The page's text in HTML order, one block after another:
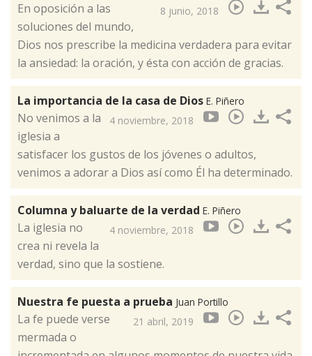
8 junio, 2018
En oposición a las
soluciones del mundo,
Dios nos prescribe la medicina verdadera para evitar
la ansiedad: la oración, y ésta con acción de gracias. ​
La importancia de la casa de Dios E. Piñero
4 noviembre, 2018
No venimos a la
iglesia a
satisfacer los gustos de los jóvenes o adultos,
venimos a adorar a Dios así como Él ha determinado.
Columna y baluarte de la verdad E. Piñero
4 noviembre, 2018
La iglesia no
crea ni revela la
verdad, sino que la sostiene.​
Nuestra fe puesta a prueba Juan Portillo
21 abril, 2019
La fe puede verse
mermada o